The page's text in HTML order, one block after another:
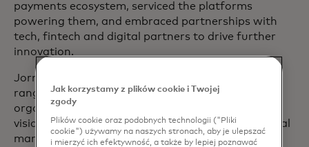
payments ecosystem, serviced the platforms
powering them, and embraced partnerships with
tech, fintech and digital partners to drive further
innovation.
Jorn joined Mastercard in 2002 and has held a
range of leadership positions across the
organization to accelerate the company’s digital
vision. Previously, Jorn spent several years in capital
markets where he occupied various management
Jak korzystamy z plików cookie i Twojej
zgody
Plików cookie oraz podobnych technologii ("Pliki
cookie") używamy na naszych stronach, aby je ulepszać
i mierzyć ich efektywność, a także by lepiej poznawać